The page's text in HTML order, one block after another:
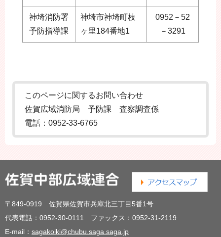
神埼消防署
予防指導課
神埼市神埼町枝
ヶ里184番地1
0952－52
－3291
このページに関するお問い合わせ
佐賀広域消防局 予防課 査察調査係
電話：0952-33-6765
〒849-0919 佐賀県佐賀市兵庫北三丁目5番1号
代表電話：0952-30-0111 ファックス：0952-31-2119
E-mail： sagakoiki@chubu.saga.saga.jp